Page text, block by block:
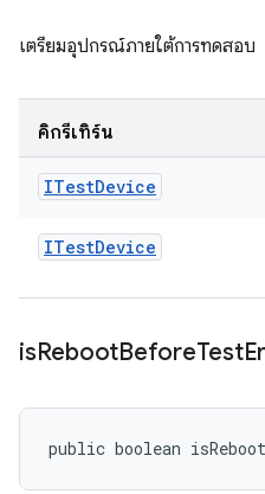
เตรียมอุปกรณ์ภายใต้การทดสอบ
คิกรีเทิร์น
ITestDevice
ITestDevice
isRebootBeforeTest
public boolean